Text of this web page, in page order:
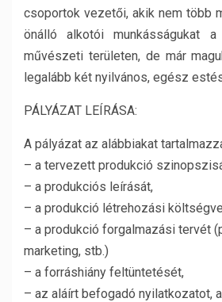
csoportok vezetői, akik nem több
önálló alkotói munkásságukat
művészeti területen, de már
legalább két nyilvános, egész
PÁLYÁZAT LEÍRÁSA:
A pályázat az alábbiakat
– a tervezett produkció
– a produkciós leírását,
– a produkció létrehozási
– a produkció forgalmazási tervét
marketing, stb.)
– a forráshiány feltüntetését,
– az aláírt befogadó nyilatkozatot,